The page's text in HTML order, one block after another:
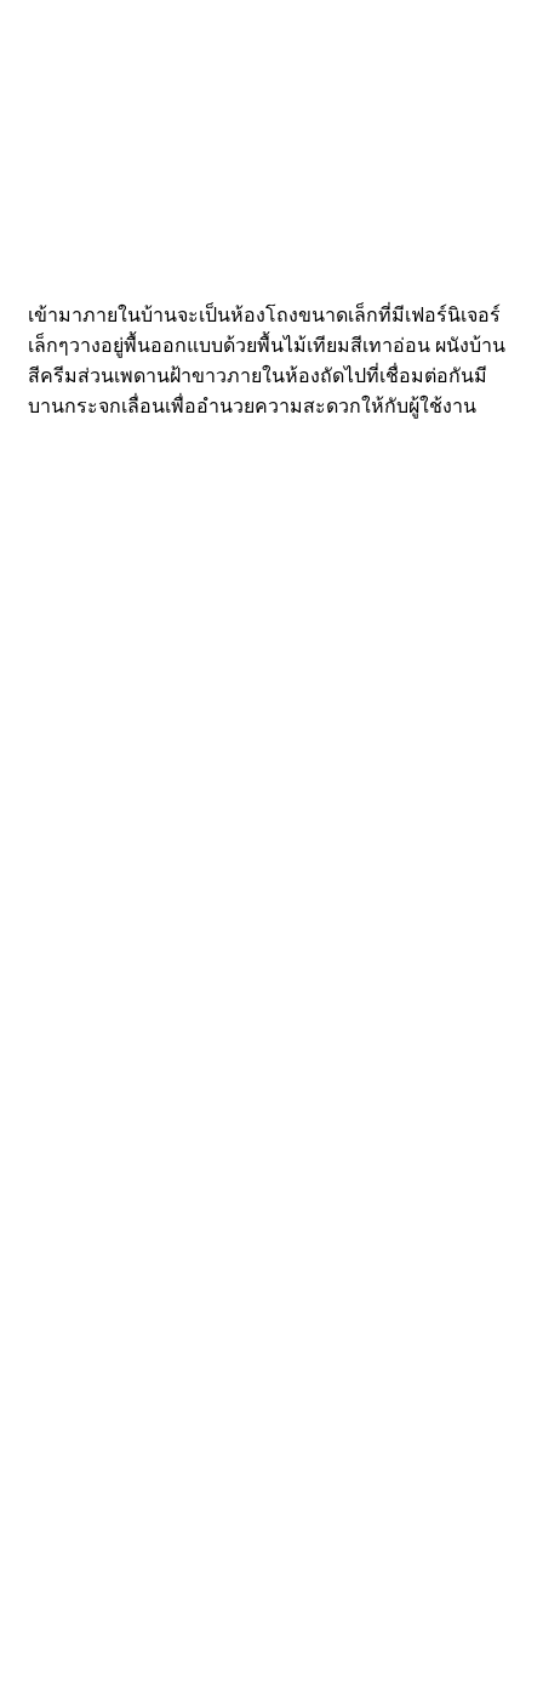
เข้ามาภายในบ้านจะเป็นห้องโถงขนาดเล็กที่มีเฟอร์นิเจอร์
เล็กๆวางอยู่พื้นออกแบบด้วยพื้นไม้เทียมสีเทาอ่อน ผนังบ้าน
สีครีมส่วนเพดานฝ้าขาวภายในห้องถัดไปที่เชื่อมต่อกันมี
บานกระจกเลื่อนเพื่ออำนวยความสะดวกให้กับผู้ใช้งาน